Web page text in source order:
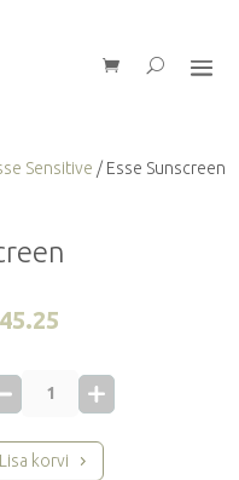
Sensitive / Esse Sunscreen
45.25
Lisa korvi